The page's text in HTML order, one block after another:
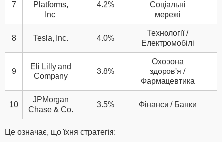
7
Platforms,
Inc.
4.2%
Соціальні
мережі
8 Tesla, Inc. 4.0%
Технології /
Електромобілі
9
Eli Lilly and
Company
3.8%
Охорона
здоров'я /
Фармацевтика
10
JPMorgan
Chase & Co.
3.5% Фінанси / Банки
Це означає, що їхня стратегія: